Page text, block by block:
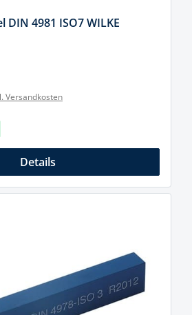
4981 ISO7 WILKE
Versandkosten
Details